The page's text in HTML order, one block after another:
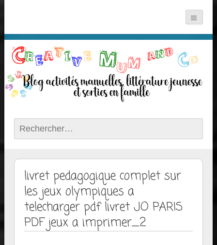
Rechercher :
livret pedagogique complet sur
les jeux olympiques a
telecharger pdf livret JO PARIS
PDF jeux a imprimer_2